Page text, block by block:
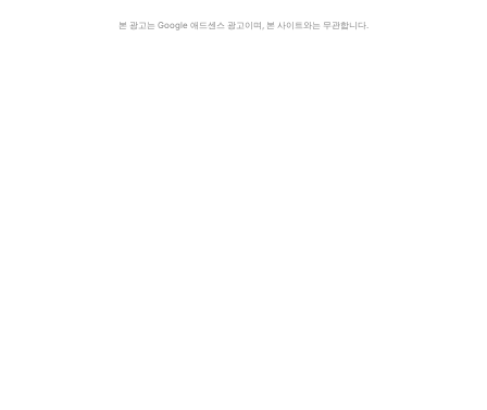
본 광고는 Google 애드센스 광고이며, 본 사이트와는 무관합니다.